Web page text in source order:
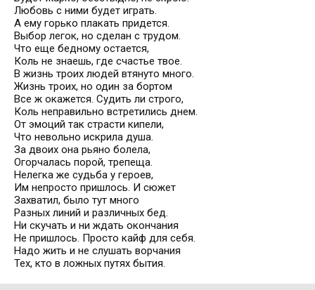
Любовь с ними будет играть.
А ему горько плакать придется.
Выбор легок, но сделан с трудом.
Что еще бедному остается,
Коль не знаешь, где счастье твое.
В жизнь троих людей втянуто много.
Жизнь троих, но один за бортом
Все ж окажется. Судить ли строго,
Коль неправильно встретились днем.
От эмоций так страсти кипели,
Что невольно искрила душа.
За двоих она рьяно болела,
Огорчалась порой, трепеща.
Нелегка же судьба у героев,
Им непросто пришлось. И сюжет
Захватил, было тут много
Разных линий и различных бед.
Ни скучать и ни ждать окончания
Не пришлось. Просто кайф для себя.
Надо жить и не слушать ворчания
Тех, кто в ложных путях бытия.